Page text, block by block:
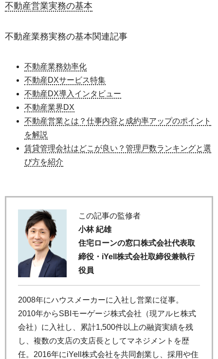
不動産営業実務の基本
不動産業務実務の基本関連記事
不動産業務効率化
不動産DXサービス特集
不動産DX導入インタビュー
不動産業界DX
不動産営業とは？仕事内容と成約率アップのポイント
を解説
賃貸管理会社はどこが良い？管理戸数ランキングと選
び方を紹介
この記事の監修者
小林 紀雄
住宅ローンの窓口株式会社代表取
締役・iYell株式会社取締役兼執行
役員
2008年にハウスメーカーに入社し営業に従事。
2010年からSBIモーゲージ株式会社（現アルヒ株式
会社）に入社し、累計1,500件以上の融資実績を残
し、複数の支店の支店長としてマネジメントを歴
任。2016年にiYell株式会社を共同創業し、採用や住